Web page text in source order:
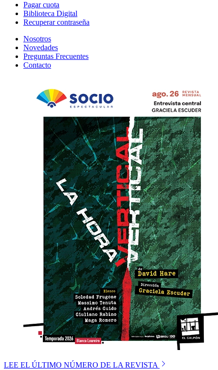
Pagar cuota
Biblioteca Digital
Recuperar contraseña
Nosotros
Novedades
Preguntas Frecuentes
Contacto
LEE EL ÚLTIMO NÚMERO DE LA REVISTA